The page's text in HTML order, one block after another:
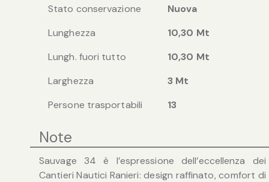
Stato conservazione
Nuova
Lunghezza
10,30 Mt
Lungh. fuori tutto
10,30 Mt
Larghezza
3 Mt
Persone trasportabili
13
Note
Sauvage 34 è l’espressione dell’eccellenza dei
Cantieri Nautici Ranieri: design raffinato, comfort di